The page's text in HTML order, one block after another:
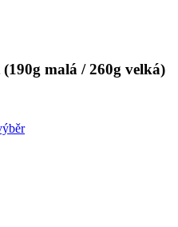
malá / 260g velká)